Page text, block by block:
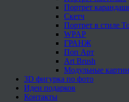
Портрет
Скетч
Портрет в стиле
WPAP
ГРАНЖ
Поп Арт
Art Brush
Модульные
3D фигурка по фото
Идеи подарков
Контакты